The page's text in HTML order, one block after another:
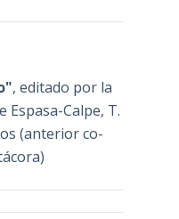
, editado por la
Espasa-Calpe, T.
(anterior co-